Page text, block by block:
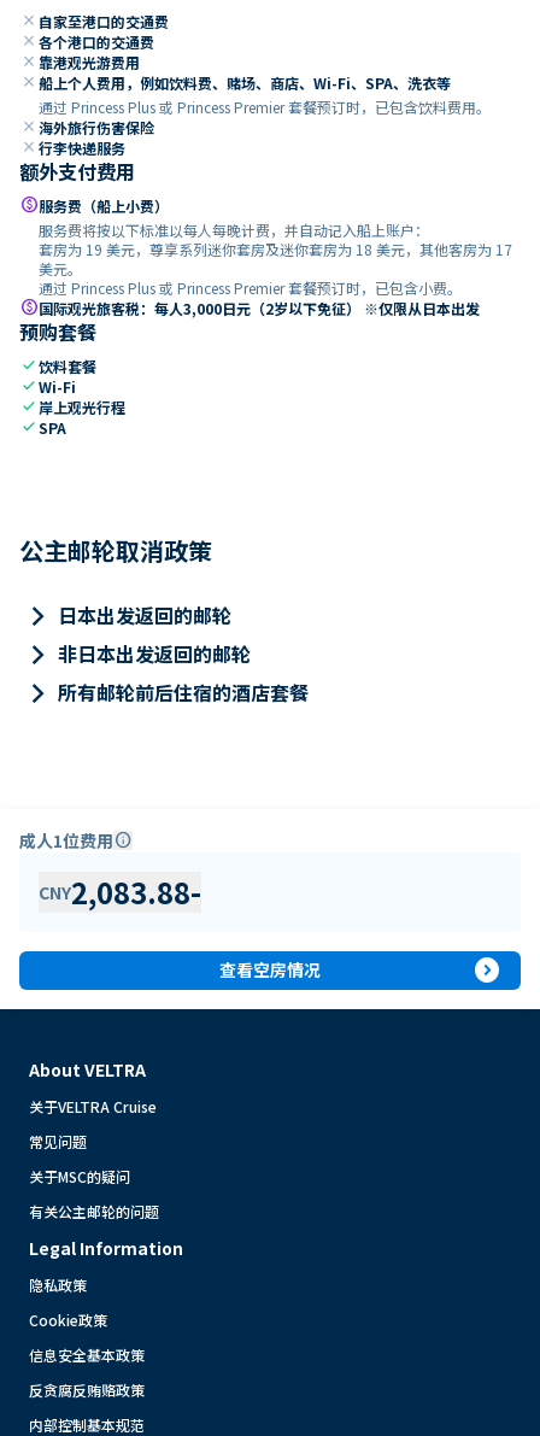
close 自家至港口的交通费
close 各个港口的交通费
close 靠港观光游费用
close 船上个人费用，例如饮料费、赌场、商店、Wi-Fi、SPA、洗衣等
通过 Princess Plus 或 Princess Premier 套餐预订时，已包含饮料费用。
close 海外旅行伤害保险
close 行李快递服务
额外支付费用
paid服务费（船上小费）
服务费将按以下标准以每人每晚计费，并自动记入船上账户：
套房为 19 美元，尊享系列迷你套房及迷你套房为 18 美元，其他客房为 17
美元。
通过 Princess Plus 或 Princess Premier 套餐预订时，已包含小费。
paid国际观光旅客税：每人3,000日元（2岁以下免征） ※仅限从日本出发
预购套餐
check饮料套餐
checkWi-Fi
check 岸上观光行程
checkSPA
公主邮轮取消政策
keyboard_arrow_right 日本出发返回的邮轮
keyboard_arrow_right 非日本出发返回的邮轮
keyboard_arrow_right 所有邮轮前后住宿的酒店套餐
成人1位费用info
CNY2,083.88-
查看空房情况 expand_circle_right
About VELTRA
关于VELTRA Cruise
常见问题
关于MSC的疑问
有关公主邮轮的问题
Legal Information
隐私政策
Cookie政策
信息安全基本政策
反贪腐反贿赂政策
内部控制基本规范